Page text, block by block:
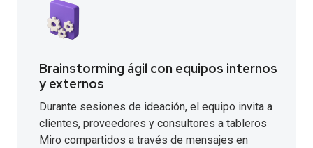
Brainstorming ágil con equipos internos
y externos
Durante sesiones de ideación, el equipo invita a
clientes, proveedores y consultores a tableros
Miro compartidos a través de mensajes en